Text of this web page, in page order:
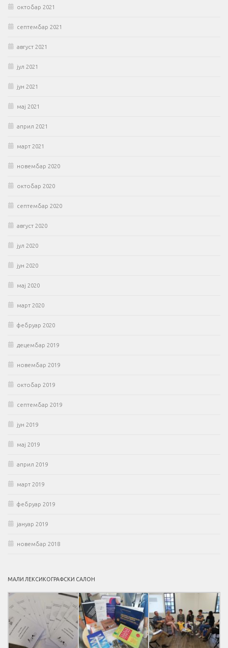
октобар 2021
септембар 2021
август 2021
јул 2021
јун 2021
мај 2021
април 2021
март 2021
новембар 2020
октобар 2020
септембар 2020
август 2020
јул 2020
јун 2020
мај 2020
март 2020
фебруар 2020
децембар 2019
новембар 2019
октобар 2019
септембар 2019
јун 2019
мај 2019
април 2019
март 2019
фебруар 2019
јануар 2019
новембар 2018
МАЛИ ЛЕКСИКОГРАФСКИ САЛОН